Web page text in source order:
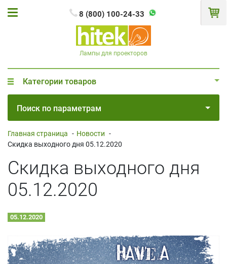
8 (800) 100-24-33
Лампы для проекторов
Категории товаров
Поиск по параметрам
Главная страница - Новости -
Скидка выходного дня 05.12.2020
Скидка выходного дня
05.12.2020
05.12.2020